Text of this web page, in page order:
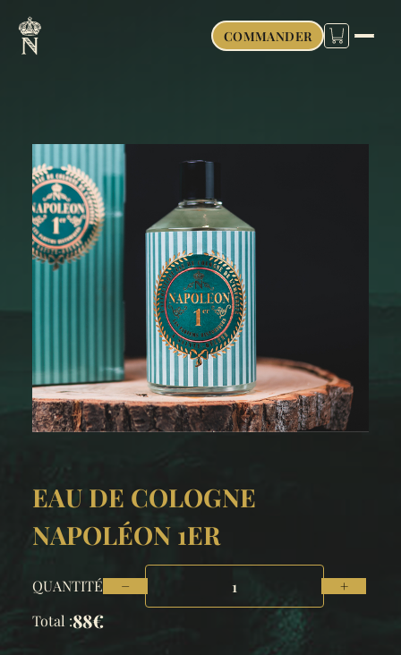
COMMANDER
EAU DE COLOGNE
NAPOLÉON 1ER
QUANTITÉ −
+
Total :88€